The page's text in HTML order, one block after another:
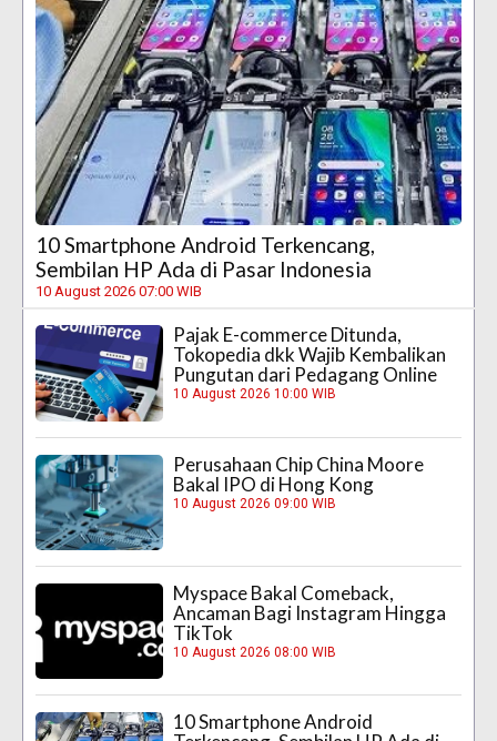
10 Smartphone Android Terkencang,
Sembilan HP Ada di Pasar Indonesia
10 August 2026 07:00 WIB
Pajak E-commerce Ditunda,
Tokopedia dkk Wajib Kembalikan
Pungutan dari Pedagang Online
10 August 2026 10:00 WIB
Perusahaan Chip China Moore
Bakal IPO di Hong Kong
10 August 2026 09:00 WIB
Myspace Bakal Comeback,
Ancaman Bagi Instagram Hingga
TikTok
10 August 2026 08:00 WIB
10 Smartphone Android